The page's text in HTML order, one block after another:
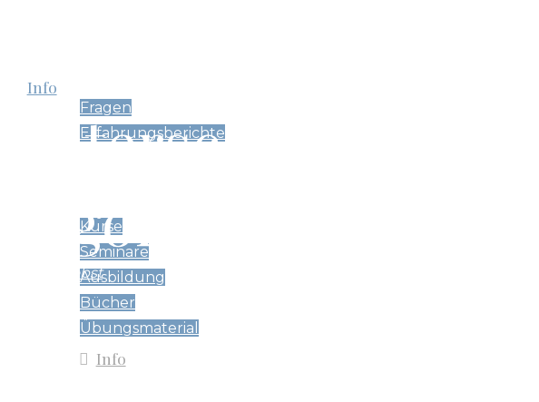
Fragen
Erfahrungsberichte
Kurse
Seminare
Ausbildung
Bücher
Übungsmaterial
Info
Unterschiede von
Qigong oder Yoga
Aranja Probst
Info